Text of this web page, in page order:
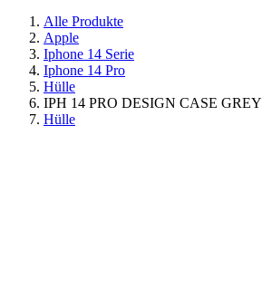
Alle Produkte
Apple
Iphone 14 Serie
Iphone 14 Pro
Hülle
IPH 14 PRO DESIGN CASE GREY
Hülle